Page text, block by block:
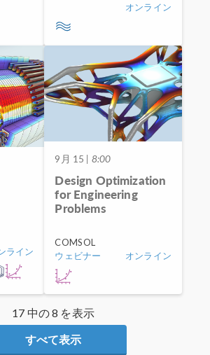
オンライン
ライン
9月 15 | 8:00
Design Optimization
for Engineering
Problems
COMSOL
ウェビナー
オンライン
17 中の 8 を表示
すべて表示